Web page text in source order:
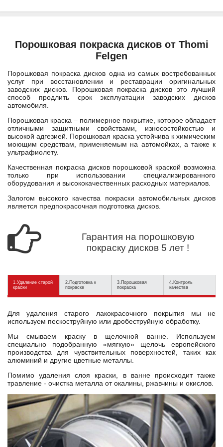
Порошковая покраска дисков от Thomi
Felgen
Порошковая покраска дисков одна из самых востребованных
услуг при восстановлении и реставрации оригинальных
заводских дисков. Порошковая покраска дисков это лучший
способ продлить срок эксплуатации заводских дисков
автомобиля.
Порошковая краска – полимерное покрытие, которое обладает
отличными защитными свойствами, износостойкостью и
высокой адгезией. Порошковая краска устойчива к химическим
моющим средствам, применяемым на автомойках, а также к
ультрафиолету.
Качественная покраска дисков порошковой краской возможна
только при использовании специализированного
оборудования и высококачественных расходных материалов.
Залогом высокого качества покраски автомобильных дисков
является предпокрасочная подготовка дисков.
Гарантия на порошковую
покраску дисков 5 лет !
1.Удаление старой
краски
2.Подготовка к
покраске
3.Порошковая
покраска
4.Контроль
качества
Для удаления старого лакокрасочного покрытия мы не
используем пескоструйную или дробеструйную обработку.
Мы смываем краску в щелочной ванне. Используем
специально подобранную «мягкую» щелочь европейского
производства для чувствительных поверхностей, таких как
алюминий и другие цветные металлы.
Помимо удаления слоя краски, в ванне происходит также
травление - очистка металла от окалины, ржавчины и окислов.